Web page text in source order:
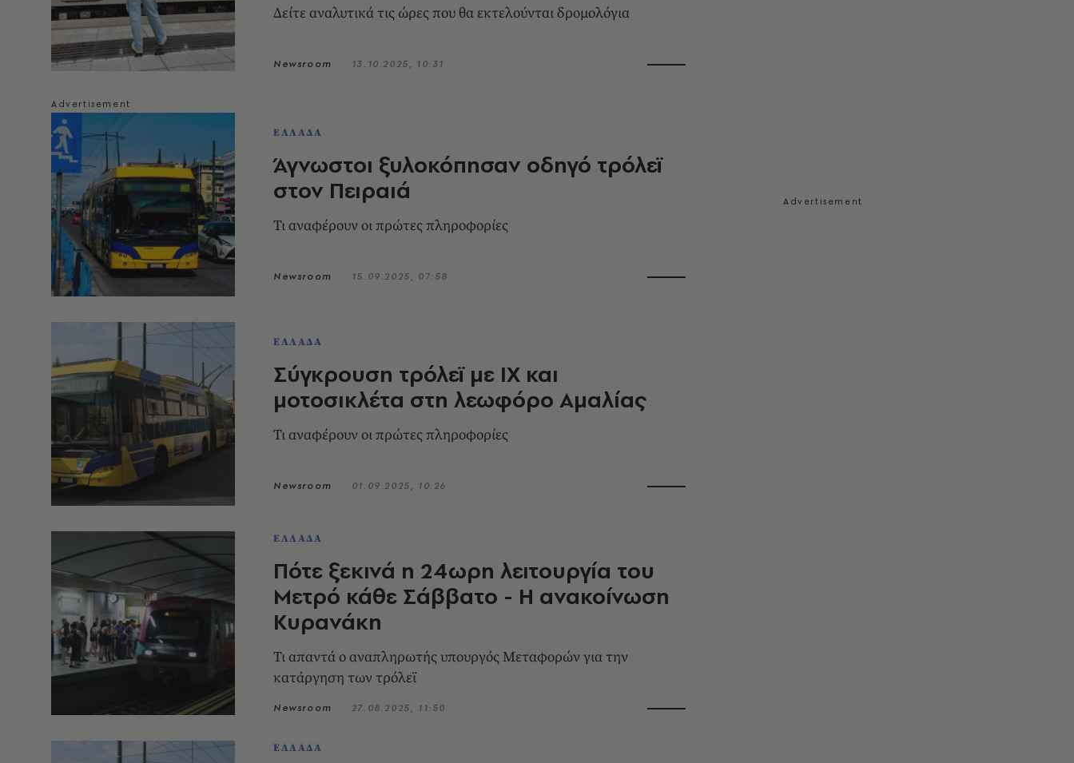
Δείτε αναλυτικά τις ώρες που θα εκτελούνται δρομολόγια
Newsroom 13.10.2025, 10:31
ΕΛΛΑΔΑ
Άγνωστοι ξυλοκόπησαν οδηγό τρόλεϊ
στον Πειραιά
Τι αναφέρουν οι πρώτες πληροφορίες
Newsroom 15.09.2025, 07:58
ΕΛΛΑΔΑ
Σύγκρουση τρόλεϊ με ΙΧ και
μοτοσικλέτα στη λεωφόρο Αμαλίας
Τι αναφέρουν οι πρώτες πληροφορίες
Newsroom 01.09.2025, 10:26
ΕΛΛΑΔΑ
Πότε ξεκινά η 24ωρη λειτουργία του
Μετρό κάθε Σάββατο - Η ανακοίνωση
Κυρανάκη
Τι απαντά ο αναπληρωτής υπουργός Μεταφορών για την
κατάργηση των τρόλεϊ
Newsroom 27.08.2025, 11:50
ΕΛΛΑΔΑ